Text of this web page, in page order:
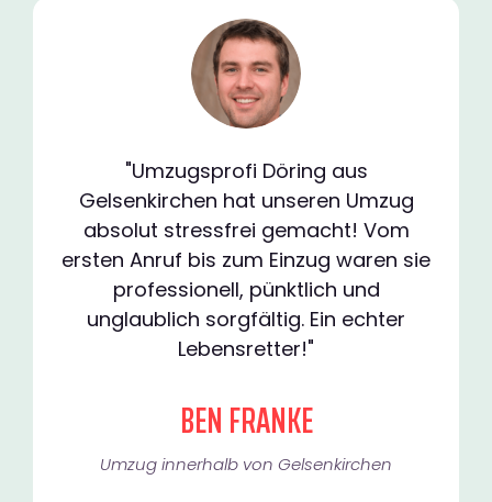
"Umzugsprofi Döring aus
Gelsenkirchen hat unseren Umzug
absolut stressfrei gemacht! Vom
ersten Anruf bis zum Einzug waren sie
professionell, pünktlich und
unglaublich sorgfältig. Ein echter
Lebensretter!"
BEN FRANKE
Umzug innerhalb von Gelsenkirchen​